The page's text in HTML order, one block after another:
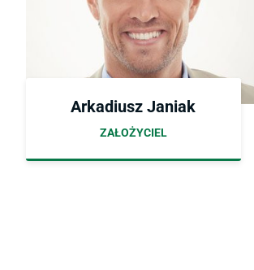
Arkadiusz Janiak
ZAŁOŻYCIEL